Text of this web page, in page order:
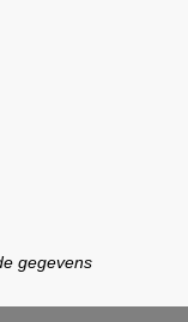
gegevens